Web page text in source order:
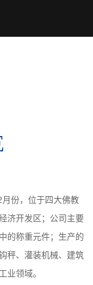
份，位于四大佛教
济开发区；公司主要
的称重元件；生产的
秤、灌装机械、建筑
业领域。